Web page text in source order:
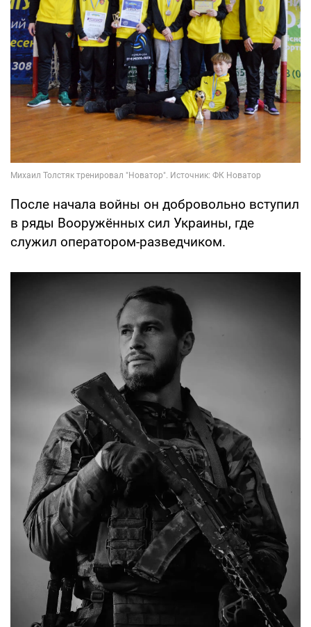
После начала войны он добровольно вступил
в ряды Вооружённых сил Украины, где
служил оператором-разведчиком.